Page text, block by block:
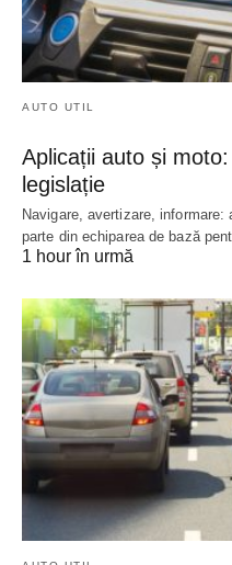
AUTO UTIL
Aplicații auto și
legislație
Navigare, avertizare,
parte din echiparea de bază
1 hour în urmă